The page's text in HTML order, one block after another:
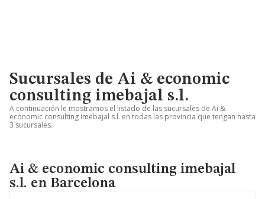
Sucursales de Ai & economic
consulting imebajal s.l.
A continuación le mostramos el listado de las sucursales de Ai &
economic consulting imebajal s.l. en todas las provincia que tengan hasta
3 sucursales.
Ai & economic consulting imebajal
s.l. en Barcelona